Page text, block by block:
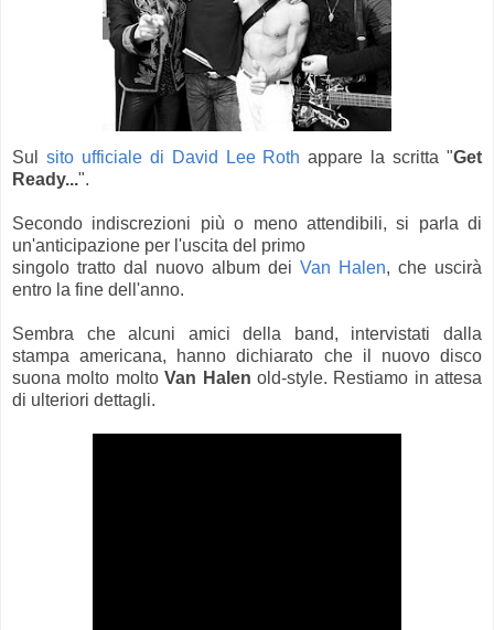
Sul sito ufficiale di David Lee Roth appare la scritta "Get
Ready...".
Secondo indiscrezioni più o meno attendibili, si parla di
un'anticipazione per l'uscita del primo
singolo tratto dal nuovo album dei Van Halen, che uscirà
entro la fine dell'anno.
Sembra che alcuni amici della band, intervistati dalla
stampa americana, hanno dichiarato che il nuovo disco
suona molto moltoVan Halen old-style. Restiamo in attesa
di ulteriori dettagli.